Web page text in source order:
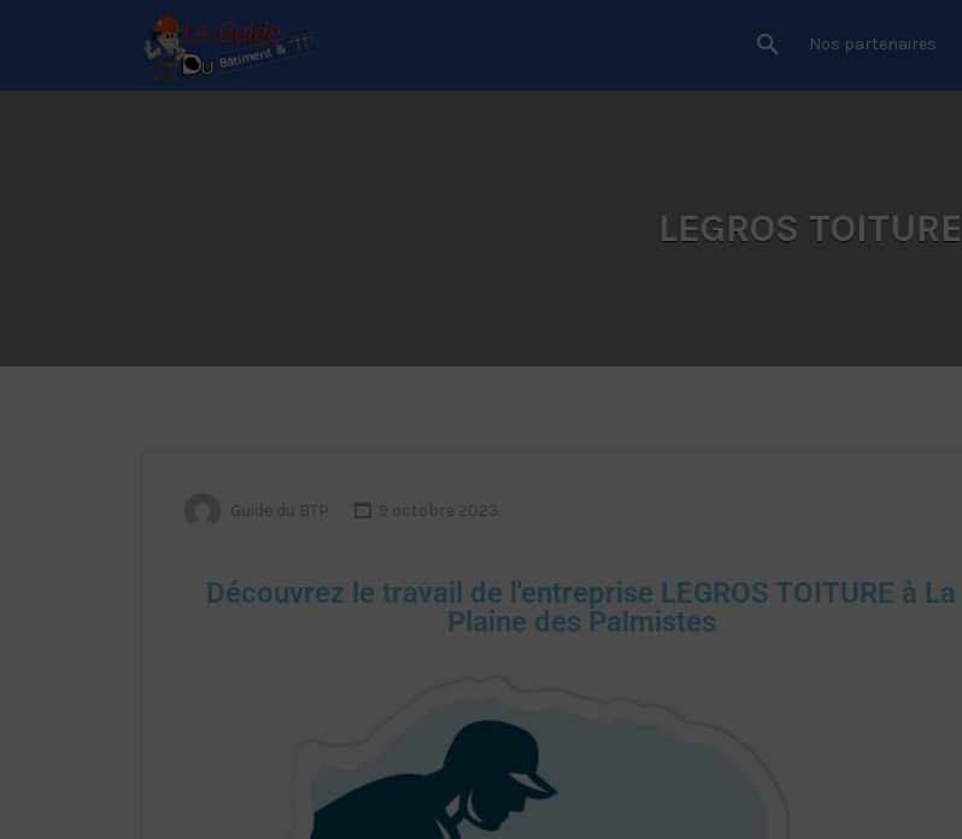
Nos partenaires
LEGROS TOITURE
Guide du BTP 9 octobre 2023
Découvrez le travail de l'entreprise LEGROS TOITURE à La
Plaine des Palmistes